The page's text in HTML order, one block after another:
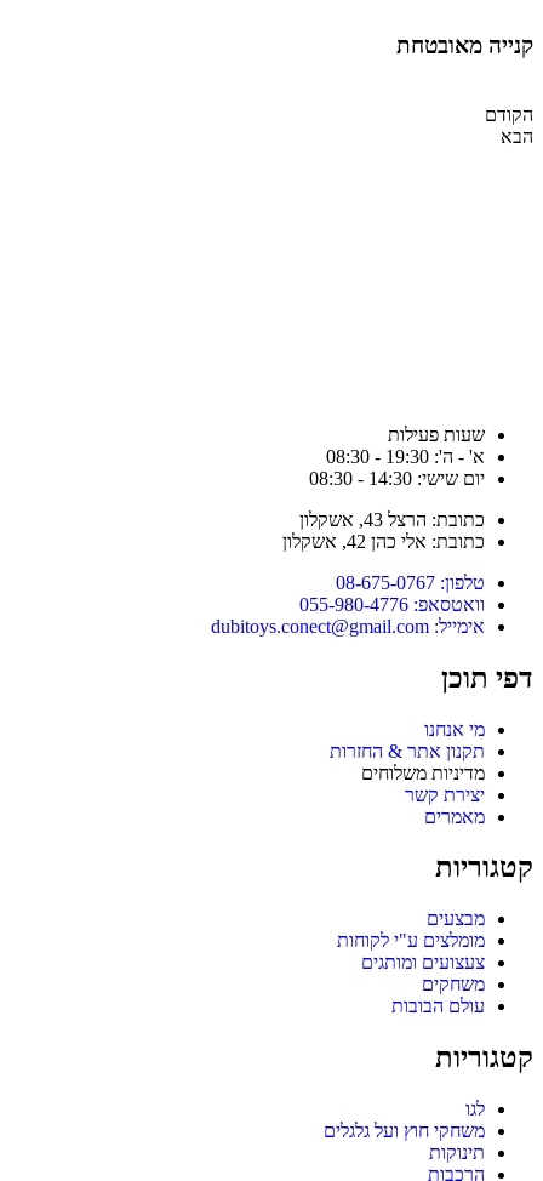
קנייה מאובטחת
הקודם
הבא
שעות פעילות
א' - ה': 19:30 - 08:30
יום שישי: 14:30 - 08:30
כתובת: הרצל 43, אשקלון
כתובת: אלי כהן 42, אשקלון
טלפון: 08-675-0767
וואטסאפ: 055-980-4776
אימייל: dubitoys.conect@gmail.com
דפי תוכן
מי אנחנו
תקנון אתר & החזרות
מדיניות משלוחים
יצירת קשר
מאמרים
קטגוריות
מבצעים
מומלצים ע"י לקוחות
צעצועים ומותגים
משחקים
עולם הבובות
קטגוריות
לגו
משחקי חוץ ועל גלגלים
תינוקות
הרכבות